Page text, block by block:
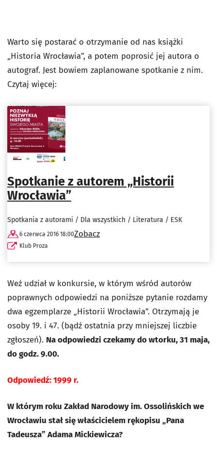
Warto się postarać o otrzymanie od nas książki
„Historia Wrocławia”, a potem poprosić jej autora o
autograf. Jest bowiem zaplanowane spotkanie z nim.
Czytaj więcej:
Spotkanie z autorem „Historii
Wrocławia”
Spotkania z autorami / Dla wszystkich / Literatura / ESK
6 czerwca 2016 18:00
Klub Proza
Zobacz
Weź udział w konkursie, w którym wśród autorów
poprawnych odpowiedzi na poniższe pytanie rozdamy
dwa egzemplarze „Historii Wrocławia”. Otrzymają je
osoby 19. i 47. (bądź ostatnia przy mniejszej liczbie
zgłoszeń). Na odpowiedzi czekamy do wtorku, 31 maja,
do godz. 9.00.
Odpowiedź: 1999 r.
W którym roku Zakład Narodowy im. Ossolińskich we
Wrocławiu stał się właścicielem rękopisu „Pana
Tadeusza” Adama Mickiewicza?